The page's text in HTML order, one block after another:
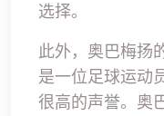
选择。
此外，奥巴梅扬
是一位足球运动
很高的声誉。奥